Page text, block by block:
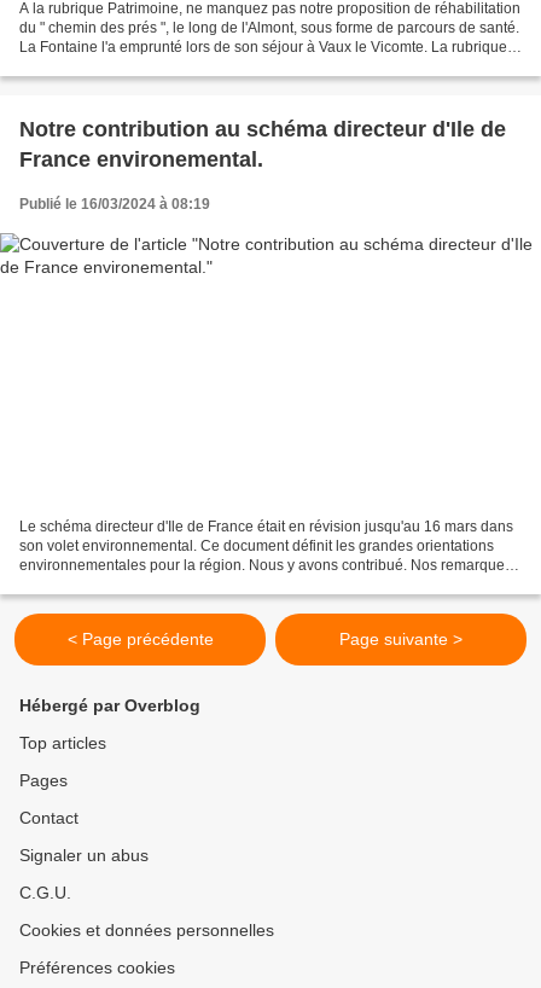
A la rubrique Patrimoine, ne manquez pas notre proposition de réhabilitation
du " chemin des prés ", le long de l'Almont, sous forme de parcours de santé.
La Fontaine l'a emprunté lors de son séjour à Vaux le Vicomte. La rubrique
Notre contribution au schéma directeur d'Ile de
France environemental.
Publié le 16/03/2024 à 08:19
Le schéma directeur d'Ile de France était en révision jusqu'au 16 mars dans
son volet environnemental. Ce document définit les grandes orientations
environnementales pour la région. Nous y avons contribué. Nos remarques
< Page précédente Page suivante >
Hébergé par Overblog
Top articles
Pages
Contact
Signaler un abus
C.G.U.
Cookies et données personnelles
Préférences cookies